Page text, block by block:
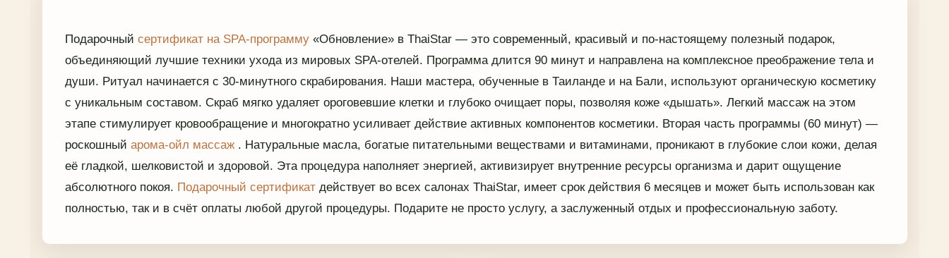
Подарочный сертификат на SPA-программу «Обновление» в ThaiStar — это современный, красивый и по-настоящему полезный подарок,
объединяющий лучшие техники ухода из мировых SPA-отелей. Программа длится 90 минут и направлена на комплексное преображение тела и
души. Ритуал начинается с 30-минутного скрабирования. Наши мастера, обученные в Таиланде и на Бали, используют органическую косметику
с уникальным составом. Скраб мягко удаляет ороговевшие клетки и глубоко очищает поры, позволяя коже «дышать». Легкий массаж на этом
этапе стимулирует кровообращение и многократно усиливает действие активных компонентов косметики. Вторая часть программы (60 минут) —
роскошный арома-ойл массаж . Натуральные масла, богатые питательными веществами и витаминами, проникают в глубокие слои кожи, делая
её гладкой, шелковистой и здоровой. Эта процедура наполняет энергией, активизирует внутренние ресурсы организма и дарит ощущение
абсолютного покоя. Подарочный сертификат действует во всех салонах ThaiStar, имеет срок действия 6 месяцев и может быть использован как
полностью, так и в счёт оплаты любой другой процедуры. Подарите не просто услугу, а заслуженный отдых и профессиональную заботу.